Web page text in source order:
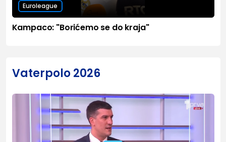
Euroleague
Kampaco: "Borićemo se do kraja"
Vaterpolo 2026